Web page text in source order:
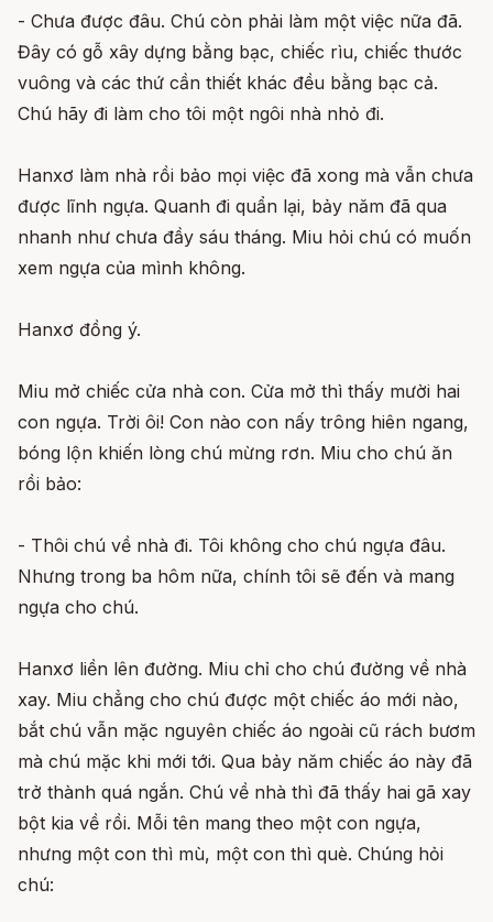
- Chưa được đâu. Chú còn phải làm một việc nữa đã.
Đây có gỗ xây dựng bằng bạc, chiếc rìu, chiếc thước
vuông và các thứ cần thiết khác đều bằng bạc cả.
Chú hãy đi làm cho tôi một ngôi nhà nhỏ đi.
Hanxơ làm nhà rồi bảo mọi việc đã xong mà vẫn chưa
được lĩnh ngựa. Quanh đi quẩn lại, bảy năm đã qua
nhanh như chưa đầy sáu tháng. Miu hỏi chú có muốn
xem ngựa của mình không.
Hanxơ đồng ý.
Miu mở chiếc cửa nhà con. Cửa mở thì thấy mười hai
con ngựa. Trời ôi! Con nào con nấy trông hiên ngang,
bóng lộn khiến lòng chú mừng rơn. Miu cho chú ăn
rồi bảo:
- Thôi chú về nhà đi. Tôi không cho chú ngựa đâu.
Nhưng trong ba hôm nữa, chính tôi sẽ đến và mang
ngựa cho chú.
Hanxơ liền lên đường. Miu chỉ cho chú đường về nhà
xay. Miu chẳng cho chú được một chiếc áo mới nào,
bắt chú vẫn mặc nguyên chiếc áo ngoài cũ rách bươm
mà chú mặc khi mới tới. Qua bảy năm chiếc áo này đã
trở thành quá ngắn. Chú về nhà thì đã thấy hai gã xay
bột kia về rồi. Mỗi tên mang theo một con ngựa,
nhưng một con thì mù, một con thì què. Chúng hỏi
chú: